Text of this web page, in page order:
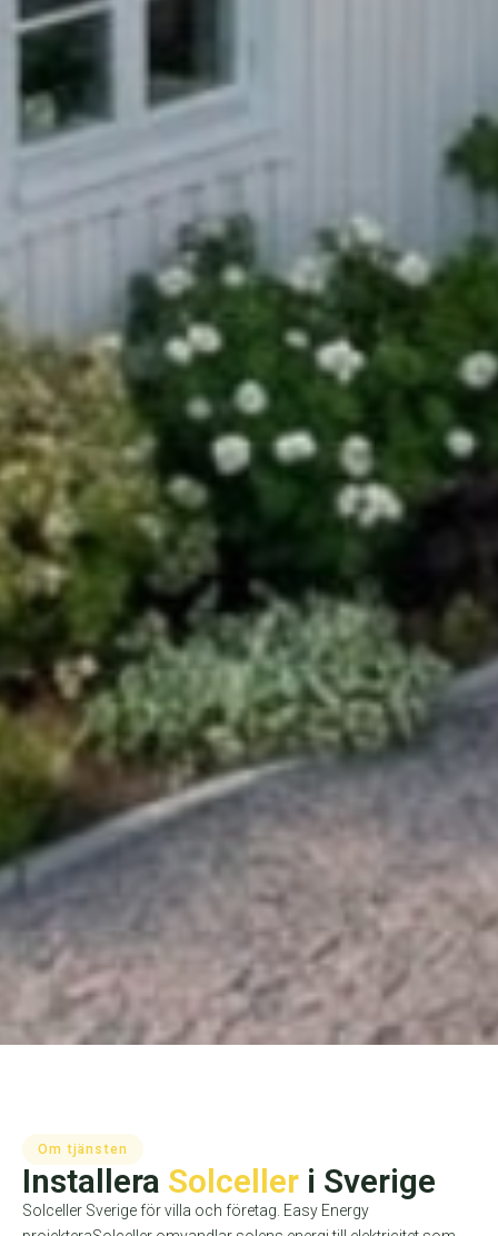
Om tjänsten
Installera Solceller i Sverige
Solceller Sverige för villa och företag. Easy Energy